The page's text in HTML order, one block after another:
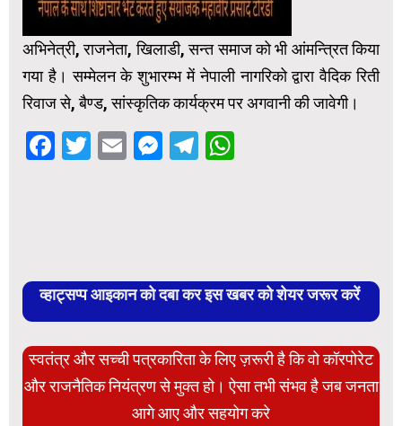
अभिनेत्री, राजनेता, खिलाडी, सन्त समाज को भी आंमन्त्रित किया
गया है। सम्मेलन के शुभारम्भ में नेपाली नागरिको द्वारा वैदिक रिती
रिवाज से, बैण्ड, सांस्कृतिक कार्यक्रम पर अगवानी की जावेगी।
Facebook
Twitter
EmailMessenger
Telegram
व्हाट्सप्प आइकान को दबा कर इस खबर को शेयर जरूर करें
स्वतंत्र और सच्ची पत्रकारिता के लिए ज़रूरी है कि वो कॉरपोरेट
और राजनैतिक नियंत्रण से मुक्त हो। ऐसा तभी संभव है जब जनता
आगे आए और सहयोग करे